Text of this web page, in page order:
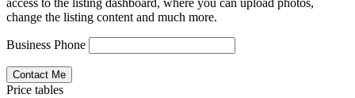
access to the listing dashboard, where you can upload photos,
change the listing content and much more.
Business Phone
Price tables